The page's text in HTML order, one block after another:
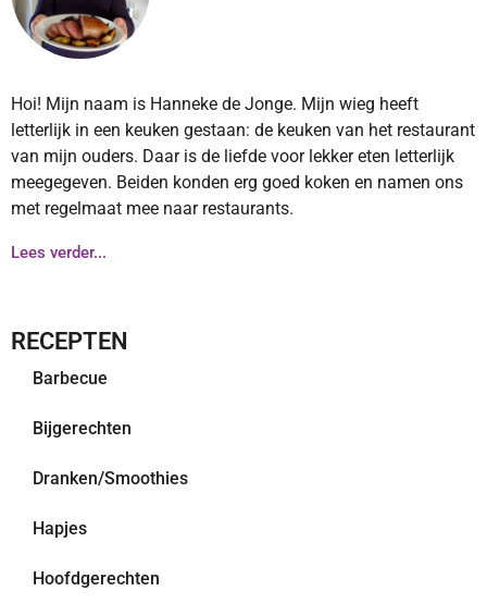
Hoi! Mijn naam is Hanneke de Jonge. Mijn wieg heeft
letterlijk in een keuken gestaan: de keuken van het restaurant
van mijn ouders. Daar is de liefde voor lekker eten letterlijk
meegegeven. Beiden konden erg goed koken en namen ons
met regelmaat mee naar restaurants.
Lees verder...
RECEPTEN
Barbecue
Bijgerechten
Dranken/Smoothies
Hapjes
Hoofdgerechten